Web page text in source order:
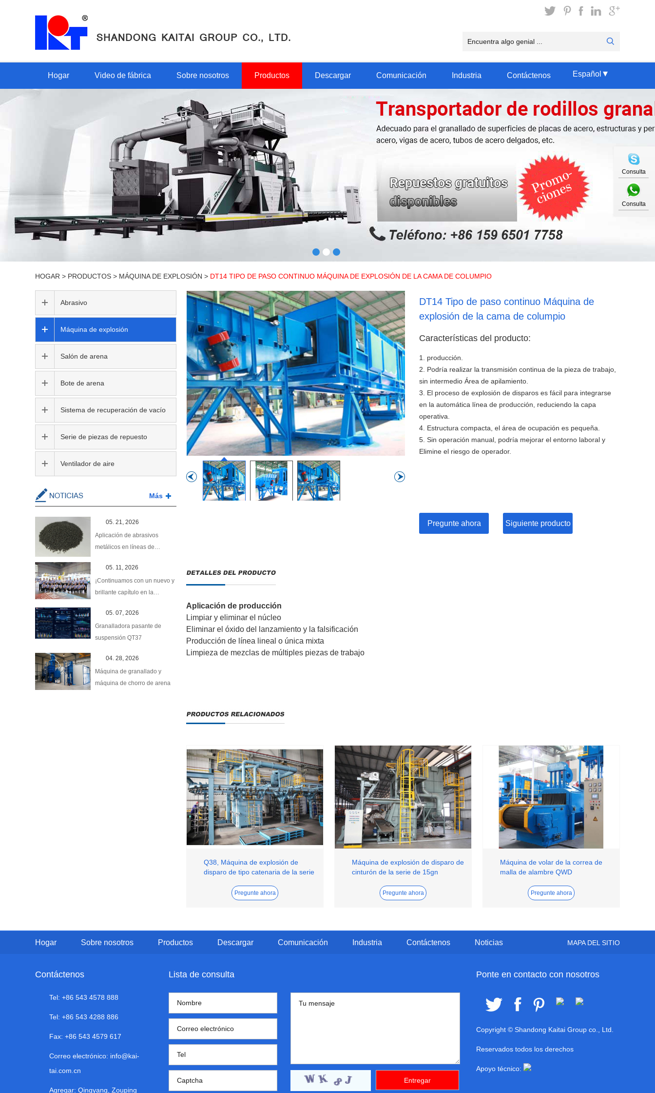
Hogar Video de fábrica Sobre nosotros Productos Descargar Comunicación Industria Contáctenos Español ▾
HOGAR > PRODUCTOS > MÁQUINA DE EXPLOSIÓN > DT14 TIPO DE PASO CONTINUO MÁQUINA DE EXPLOSIÓN DE LA CAMA DE COLUMPIO
DT14 Tipo de paso continuo Máquina de
explosión de la cama de columpio
Características del producto:
1. producción.
2. Podría realizar la transmisión continua de la pieza de trabajo,
sin intermedio Área de apilamiento.
3. El proceso de explosión de disparos es fácil para integrarse
en la automática línea de producción, reduciendo la capa
operativa.
4. Estructura compacta, el área de ocupación es pequeña.
5. Sin operación manual, podría mejorar el entorno laboral y
Elimine el riesgo de operador.
Pregunte ahora Siguiente producto
Aplicación de producción
Limpiar y eliminar el núcleo
Eliminar el óxido del lanzamiento y la falsificación
Producción de línea lineal o única mixta
Limpieza de mezclas de múltiples piezas de trabajo
Q38, Máquina de explosión de
disparo de tipo catenaria de la serie
Pregunte ahora
Máquina de explosión de disparo de
cinturón de la serie de 15gn
Pregunte ahora
Máquina de volar de la correa de
malla de alambre QWD
Pregunte ahora
Abrasivo
Máquina de explosión
Salón de arena
Bote de arena
Sistema de recuperación de vacío
Serie de piezas de repuesto
Ventilador de aire
Más
05. 21, 2026
Aplicación de abrasivos
metálicos en líneas de
construcción naval
05. 11, 2026
¡Continuamos con un nuevo y
brillante capítulo en la
Casting de 2026!
05. 07, 2026
Granalladora pasante de
suspensión QT37
04. 28, 2026
Máquina de granallado y
máquina de chorro de arena
Hogar Sobre nosotros Productos Descargar Comunicación Industria Contáctenos Noticias MAPA DEL SITIO
Contáctenos
Tel: +86 543 4578 888
Tel: +86 543 4288 886
Fax: +86 543 4579 617
Correo electrónico: info@kai-
tai.com.cn
Agregar: Qingyang, Zouping
Lista de consulta Ponte en contacto con nosotros
Copyright © Shandong Kaitai Group co., Ltd.
Reservados todos los derechos
Apoyo técnico:
Consulta
Consulta